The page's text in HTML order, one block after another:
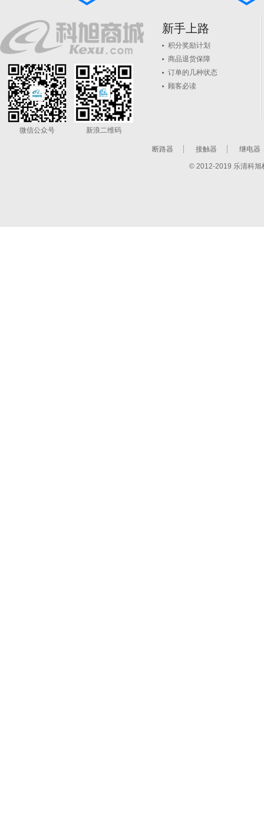
微信公众号 新浪二维码
新手上路
积分奖励计划
商品退货保障
订单的几种状态
顾客必读
断路器 接触器 继电器
© 2012-2019 乐清科旭